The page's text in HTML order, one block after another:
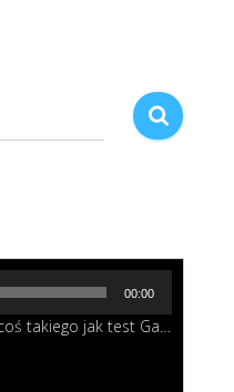
00:00
Już wiesz, że jest coś takiego jak test Gallupa i nawet chcesz go wykonać. I wtedy okazuje się, że możesz wybrać pomiędzy opcję TOP5 a całym profilem All34. Co zatem będzie lepsze dla Ciebie? Posłuchaj w tym odcinku.